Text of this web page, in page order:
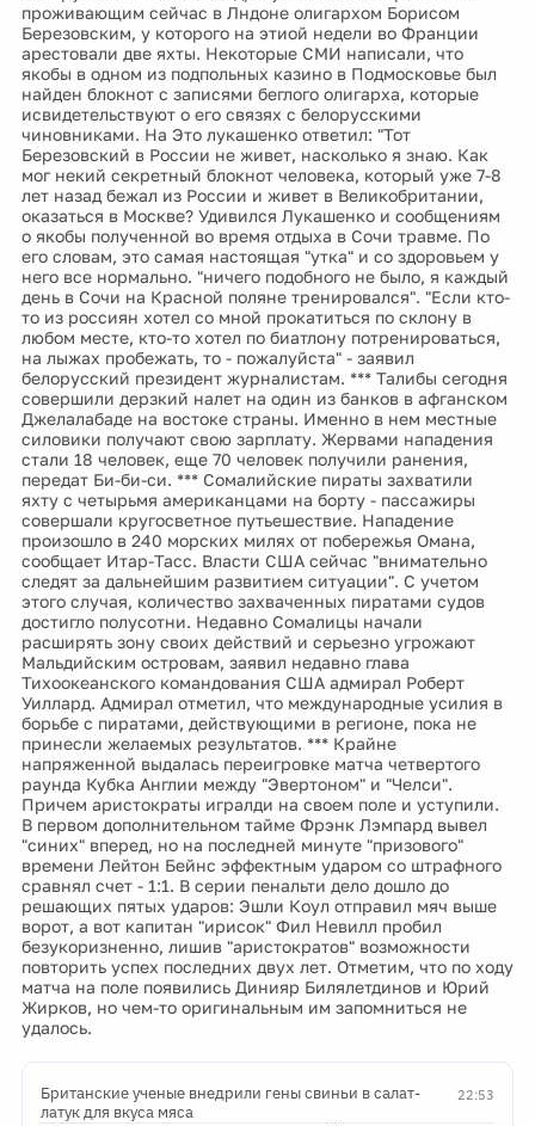
проживающим сейчас в Лндоне олигархом Борисом
Березовским, у которого на этиой недели во Франции
арестовали две яхты. Некоторые СМИ написали, что
якобы в одном из подпольных казино в Подмосковье был
найден блокнот с записями беглого олигарха, которые
исвидетельствуют о его связях с белорусскими
чиновниками. На Это лукашенко ответил: "Тот
Березовский в России не живет, насколько я знаю. Как
мог некий секретный блокнот человека, который уже 7-8
лет назад бежал из России и живет в Великобритании,
оказаться в Москве? Удивился Лукашенко и сообщениям
о якобы полученной во время отдыха в Сочи травме. По
его словам, это самая настоящая "утка" и со здоровьем у
него все нормально. "ничего подобного не было, я каждый
день в Сочи на Красной поляне тренировался". "Если кто-
то из россиян хотел со мной прокатиться по склону в
любом месте, кто-то хотел по биатлону потренироваться,
на лыжах пробежать, то - пожалуйста" - заявил
белорусский президент журналистам. *** Талибы сегодня
совершили дерзкий налет на один из банков в афганском
Джелалабаде на востоке страны. Именно в нем местные
силовики получают свою зарплату. Жервами нападения
стали 18 человек, еще 70 человек получили ранения,
передат Би-би-си. *** Сомалийские пираты захватили
яхту с четырьмя американцами на борту - пассажиры
совершали кругосветное путьешествие. Нападение
произошло в 240 морских милях от побережья Омана,
сообщает Итар-Тасс. Власти США сейчас "внимательно
следят за дальнейшим развитием ситуации". С учетом
этого случая, количество захваченных пиратами судов
достигло полусотни. Недавно Сомалицы начали
расширять зону своих действий и серьезно угрожают
Мальдийским островам, заявил недавно глава
Тихоокеанского командования США адмирал Роберт
Уиллард. Адмирал отметил, что международные усилия в
борьбе с пиратами, действующими в регионе, пока не
принесли желаемых результатов. *** Крайне
напряженной выдалась переигровке матча четвертого
раунда Кубка Англии между "Эвертоном" и "Челси".
Причем аристократы игралди на своем поле и уступили.
В первом дополнительном тайме Фрэнк Лэмпард вывел
"синих" вперед, но на последней минуте "призового"
времени Лейтон Бейнс эффектным ударом со штрафного
сравнял счет - 1:1. В серии пенальти дело дошло до
решающих пятых ударов: Эшли Коул отправил мяч выше
ворот, а вот капитан "ирисок" Фил Невилл пробил
безукоризненно, лишив "аристократов" возможности
повторить успех последних двух лет. Отметим, что по ходу
матча на поле появились Динияр Билялетдинов и Юрий
Жирков, но чем-то оригинальным им запомниться не
удалось.
22:53
Британские ученые внедрили гены свиньи в салат-
латук для вкуса мяса